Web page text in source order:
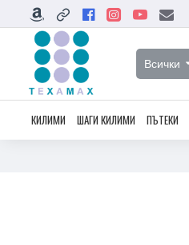
Всички
КИЛИМИ ШАГИ КИЛИМИ ПЪТЕКИ